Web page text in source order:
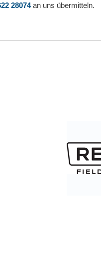
28074an uns übermitteln.